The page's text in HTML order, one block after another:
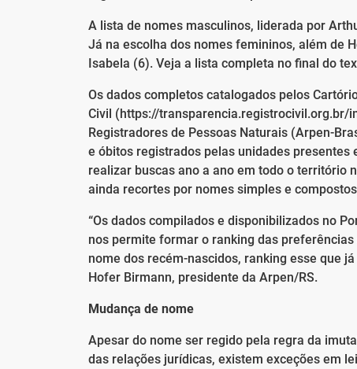
A lista de nomes masculinos, liderada por
Já na escolha dos nomes femininos, além de
Isabela (6). Veja a lista completa no final do
Os dados completos catalogados pelos
Civil (https://transparencia.registrocivil.org.br/
Registradores de Pessoas Naturais (Arpen-
e óbitos registrados pelas unidades
realizar buscas ano a ano em todo o território
ainda recortes por nomes simples e
“Os dados compilados e disponibilizados no
nos permite formar o ranking das
nome dos recém-nascidos, ranking esse que
Hofer Birmann, presidente da Arpen/RS.
Mudança de nome
Apesar do nome ser regido pela regra da
das relações jurídicas, existem exceções em